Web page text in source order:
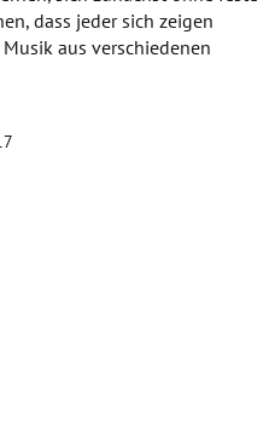
Kontakt
dass jeder sich zeigen
aus verschiedenen
langsam die typischen
Die Kinder lernen durch
die anderen wirklich zu
werden übernommen
werden aufgefordert ihre
der Bewegung in eine
in kleinen
Gruppe gemeinsam entwickelt